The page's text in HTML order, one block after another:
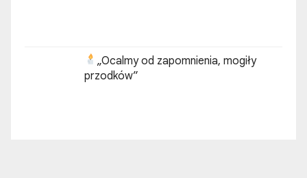
„Ocalmy od zapomnienia, mogiły
przodków”